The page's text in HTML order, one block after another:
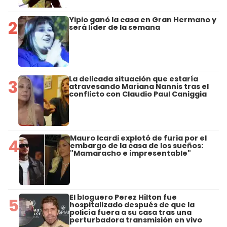
2 Yipio ganó la casa en Gran Hermano y
será líder de la semana
3 La delicada situación que estaría
atravesando Mariana Nannis tras el
conflicto con Claudio Paul Caniggia
4 Mauro Icardi explotó de furia por el
embargo de la casa de los sueños:
"Mamaracho e impresentable"
5 El bloguero Perez Hilton fue
hospitalizado después de que la
policía fuera a su casa tras una
perturbadora transmisión en vivo